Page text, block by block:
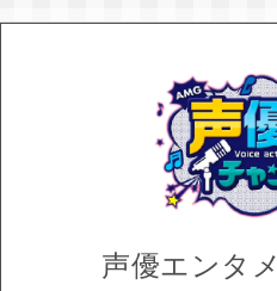
声優エンタメ